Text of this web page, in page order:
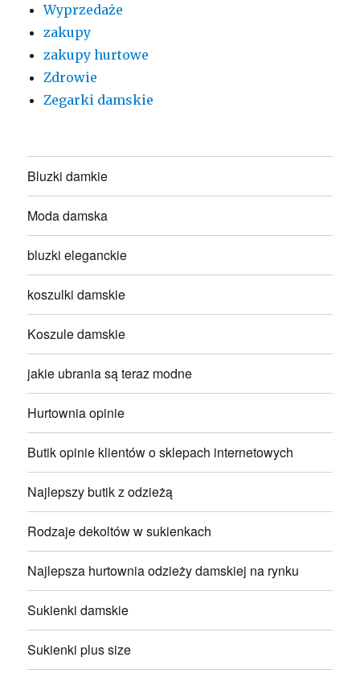
Wyprzedaże
zakupy
zakupy hurtowe
Zdrowie
Zegarki damskie
Bluzki damkie
Moda damska
bluzki eleganckie
koszulki damskie
Koszule damskie
jakie ubrania są teraz modne
Hurtownia opinie
Butik opinie klientów o sklepach internetowych
Najlepszy butik z odzieżą
Rodzaje dekoltów w sukienkach
Najlepsza hurtownia odzieży damskiej na rynku
Sukienki damskie
Sukienki plus size